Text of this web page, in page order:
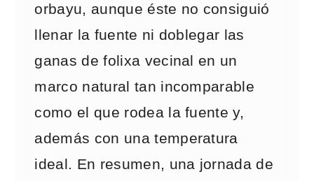
orbayu, aunque éste no consiguió
llenar la fuente ni doblegar las
ganas de folixa vecinal en un
marco natural tan incomparable
como el que rodea la fuente y,
además con una temperatura
ideal. En resumen, una jornada de